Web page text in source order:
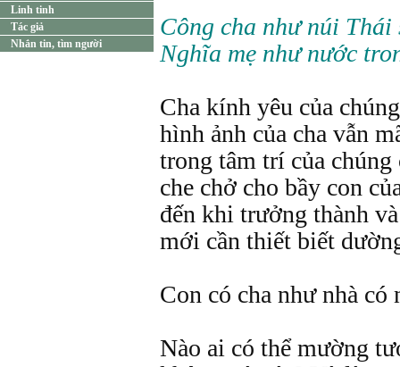
Linh tinh
Tác giả
Nhắn tin, tìm người
Công cha như núi Thái
Nghĩa mẹ như nước
Cha kính yêu của
hình ảnh của cha vẫn
trong tâm trí của chúng
che chở cho bầy con
đến khi trưởng thành
mới cần thiết biết
Con có cha như nhà có
Nào ai có thể mường